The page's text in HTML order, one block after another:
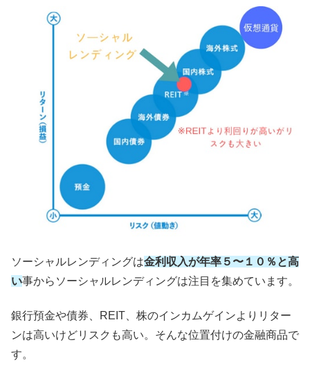
ソーシャルレンディングは金利収入が年率５〜１０％と高
い事からソーシャルレンディングは注目を集めています。
銀行預金や債券、REIT、株のインカムゲインよりリター
ンは高いけどリスクも高い。そんな位置付けの金融商品で
す。